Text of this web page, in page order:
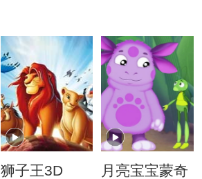
狮子王3D 月亮宝宝蒙奇